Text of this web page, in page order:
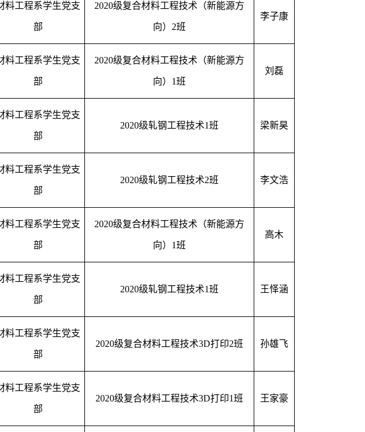
料工程系学生党支
部
2020级复合材料工程技术（新能源方
向）2班
李子康
料工程系学生党支
部
2020级复合材料工程技术（新能源方
向）1班
刘磊
料工程系学生党支
部
2020级轧钢工程技术1班 梁新昊
料工程系学生党支
部
2020级轧钢工程技术2班 李文浩
料工程系学生党支
部
2020级复合材料工程技术（新能源方
向）1班
高木
料工程系学生党支
部
2020级轧钢工程技术1班 王怿涵
料工程系学生党支
部
2020级复合材料工程技术3D打印2班 孙雄飞
料工程系学生党支
部
2020级复合材料工程技术3D打印1班 王家豪